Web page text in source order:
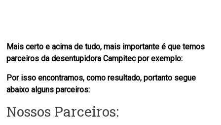
Mais certo e acima de tudo, mais importante é que temos
parceiros da desentupidora Campitec por exemplo:
Por isso encontramos, como resultado, portanto segue
abaixo alguns parceiros:
Nossos Parceiros: